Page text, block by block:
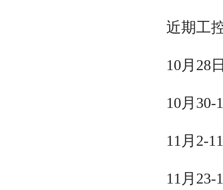
近期工控
10月28日-
10月30-11
11月2-11
11月23-11